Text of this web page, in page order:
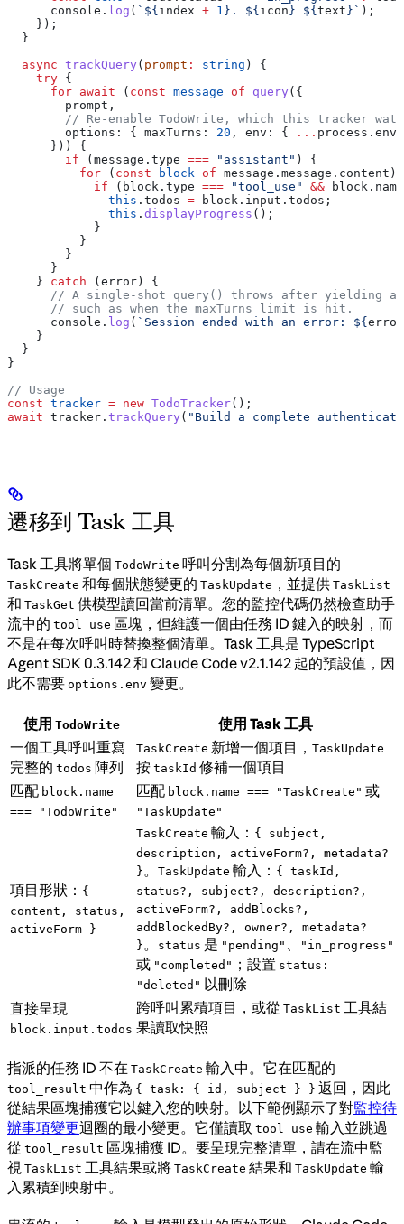
      console
. log ( ` ${index + 1 } . ${icon} ${text} ` );
    });
  }
  async
trackQuery ( prompt : string ) {
    try
{
      for
await ( const message of query ({
        prompt
,
// Re-enable TodoWrite, which this tracker
        options:
{ maxTurns: 20 , env: { ... process . env
      })) {
        if
(message . type === "assistant" ) {
          for
( const block of message . message . content )
            if
( block . type === "tool_use" && block . name
              this
. todos = block . input . todos ;
              this
. displayProgress ();
            }
          }
        }
      }
    }
catch (error) {
// A single-shot query() throws after yielding
      // such as when the maxTurns limit is hit.
      console
. log ( `Session ended with an error: ${error
    }
  }
}
// Usage
const tracker = new TodoTracker();
await tracker . trackQuery ( "Build a complete
遷移到 Task 工具
Task 工具將單個 TodoWrite 呼叫分割為每個新項目的
TaskCreate 和每個狀態變更的 TaskUpdate ，並提供 TaskList
和 TaskGet 供模型讀回當前清單。您的監控代碼仍然檢查助手
流中的 tool_use 區塊，但維護一個由任務 ID 鍵入的映射，而
不是在每次呼叫時替換整個清單。Task 工具是 TypeScript
Agent SDK 0.3.142 和 Claude Code v2.1.142 起的預設值，因
此不需要 options.env 變更。
使用 TodoWrite
使用 Task 工具
一個工具呼叫重寫
完整的 todos 陣列
TaskCreate 新增一個項目， TaskUpdate
按 taskId 修補一個項目
匹配 block.name
=== "TodoWrite"
匹配 block.name === "TaskCreate" 或
"TaskUpdate"
項目形狀： {
content, status,
activeForm }
TaskCreate 輸入： { subject,
description, activeForm?, metadata?
} 。 TaskUpdate 輸入： { taskId,
status?, subject?, description?,
activeForm?, addBlocks?,
addBlockedBy?, owner?, metadata?
} 。 status 是 "pending" "in_progress"
或 "completed" ；設置 status:
"deleted" 以刪除
直接呈現
block.input.todos
跨呼叫累積項目，或從 TaskList 工具結
果讀取快照
指派的任務 ID 不在 TaskCreate 輸入中。它在匹配的
tool_result 中作為 { task: { id, subject } } 返回，因此
從結果區塊捕獲它以鍵入您的映射。以下範例顯示了對監控待
辦事項變更迴圈的最小變更。它僅讀取 tool_use 輸入並跳過
從 tool_result 區塊捕獲 ID。要呈現完整清單，請在流中監
視 TaskList 工具結果或將 TaskCreate 結果和 TaskUpdate 輸
入累積到映射中。